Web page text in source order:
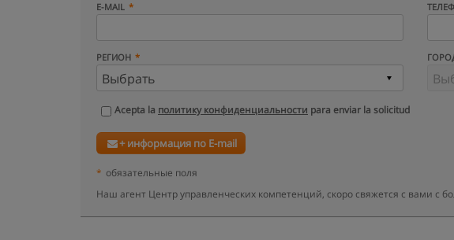
E-MAIL
РЕГИОН
Acepta la политику конфиденциальности para enviar la solicitud
+ информация по E-mail
* обязательные поля
Наш агент Центр управленческих компетенций, скоро свяжется с вами с